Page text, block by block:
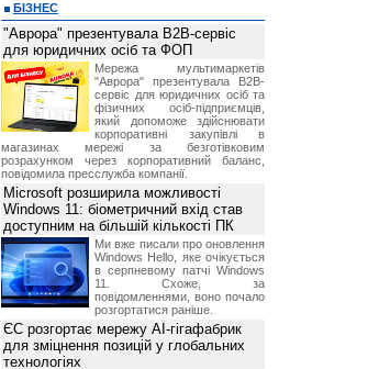
БІЗНЕС
"Аврора" презентувала B2B-сервіс
для юридичних осіб та ФОП
Мережа мультимаркетів
"Аврора" презентувала B2B-
сервіс для юридичних осіб та
фізичних осіб-підприємців,
який допоможе здійснювати
корпоративні закупівлі в
магазинах мережі за безготівковим
розрахунком через корпоративний баланс,
повідомила пресслужба компанії.
Microsoft розширила можливості
Windows 11: біометричний вхід став
доступним на більшій кількості ПК
Ми вже писали про оновлення
Windows Hello, яке очікується
в серпневому патчі Windows
11. Схоже, за
повідомленнями, воно почало
розгортатися раніше.
ЄС розгортає мережу AI-гігафабрик
для зміцнення позицій у глобальних
технологіях